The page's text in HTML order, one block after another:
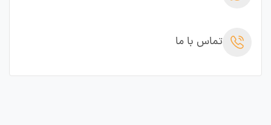
تماس با ما